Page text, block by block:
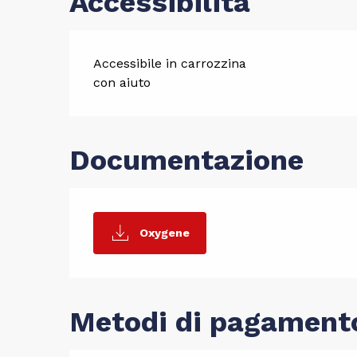
Accessibile in carrozzina
con aiuto
Documentazione
Oxygene
Metodi di